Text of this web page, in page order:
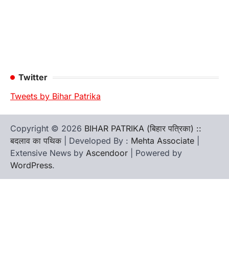
Twitter
Tweets by Bihar Patrika
Copyright © 2026 BIHAR PATRIKA (बिहार पत्रिका) ::
बदलाव का पथिक | Developed By : Mehta Associate
Extensive News by Ascendoor | Powered by
WordPress.